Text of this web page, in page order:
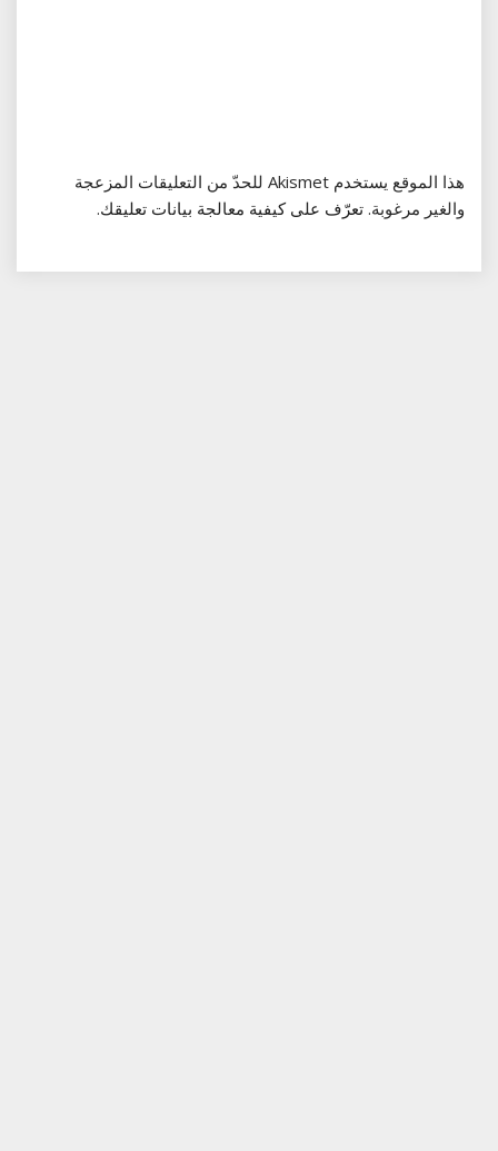
هذا الموقع يستخدم Akismet للحدّ من التعليقات المزعجة
والغير مرغوبة. تعرّف على كيفية معالجة بيانات تعليقك.